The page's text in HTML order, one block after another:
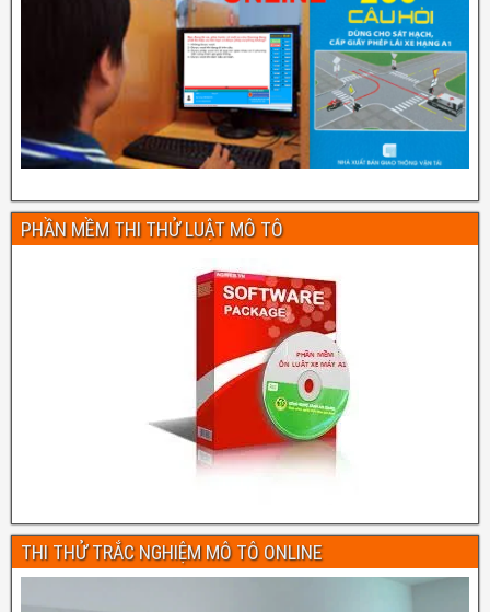
PHẦN MỀM THI THỬ LUẬT MÔ TÔ
THI THỬ TRẮC NGHIỆM MÔ TÔ ONLINE